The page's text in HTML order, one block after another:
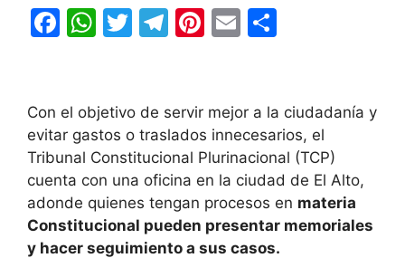
F
e
b
o
o
k
W
s
A
p
p
T
er
T
gr
a
m
Pi
e
st
E
l
p
ar
tir
Con el objetivo de servir mejor a la ciudadanía y
evitar gastos o traslados innecesarios, el
Tribunal Constitucional Plurinacional (TCP)
cuenta con una oficina en la ciudad de El Alto,
adonde quienes tengan procesos en materia
Constitucional pueden presentar memoriales
y hacer seguimiento a sus casos.